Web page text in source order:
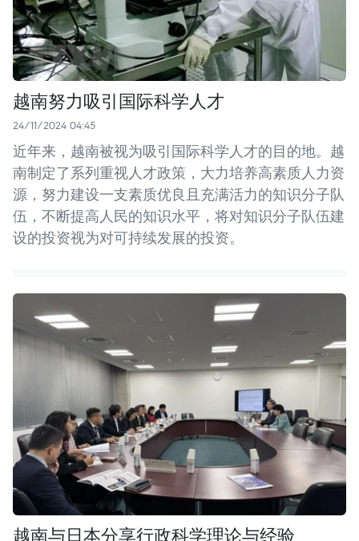
越南努力吸引国际科学人才
24/11/2024 04:45
近年来，越南被视为吸引国际科学人才的目的地。越
南制定了系列重视人才政策，大力培养高素质人力资
源，努力建设一支素质优良且充满活力的知识分子队
伍，不断提高人民的知识水平，将对知识分子队伍建
设的投资视为对可持续发展的投资。
越南与日本分享行政科学理论与经验